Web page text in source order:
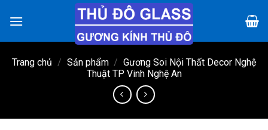
đến
Trang chủ / Sản phẩm / Gương Soi Nội Thất Decor Nghệ
Thuật TP Vinh Nghệ An